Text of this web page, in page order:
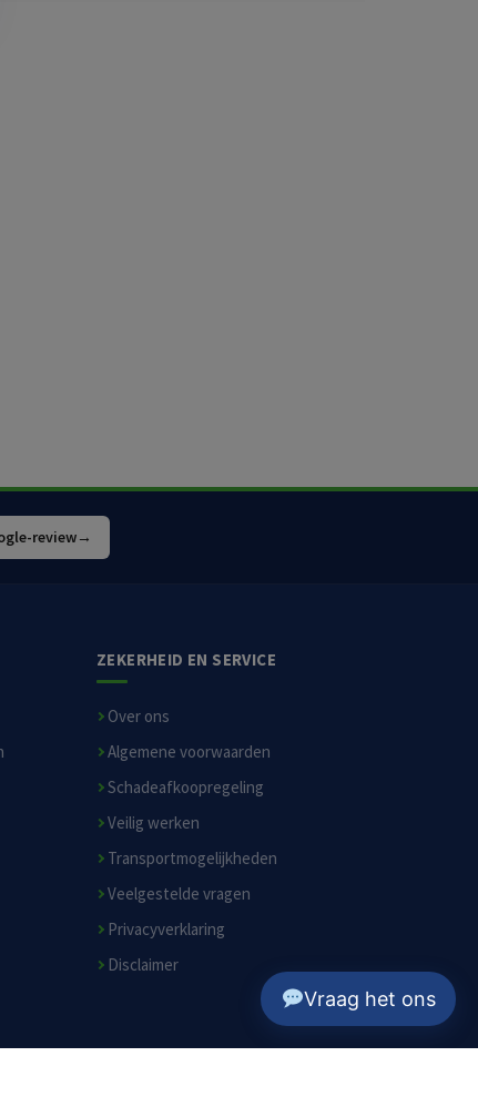
review→
ZEKERHEID EN SERVICE
Over ons
Algemene voorwaarden
Schadeafkoopregeling
Veilig werken
Transportmogelijkheden
Veelgestelde vragen
Privacyverklaring
Disclaimer
Vraag het ons